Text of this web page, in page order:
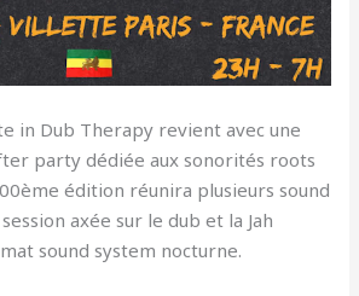
in Dub Therapy revient avec une
party dédiée aux sonorités roots
édition réunira plusieurs sound
axée sur le dub et la Jah
sound system nocturne.